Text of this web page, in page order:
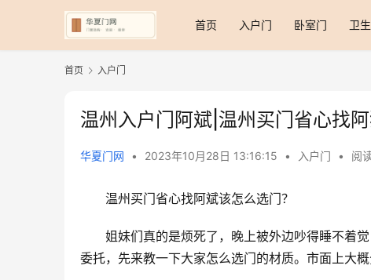
首页 入户门 卧室门 卫
首页 入户门
温州入户门阿斌|温州买门省心找
华夏门网 • 2023年10月28日 13:16:15 • 入户门 • 阅
温州买门省心找阿斌该怎么选门？
姐妹们真的是烦死了，晚上被外边吵得睡不着
委托，先来教一下大家怎么选门的材质。市面上大